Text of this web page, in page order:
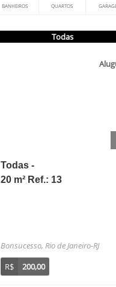
BANHEIROS QUARTOS
Todas
Todas -
20 m² Ref.: 13
Bonsucesso, Rio de Janeiro-RJ
R$
200,00